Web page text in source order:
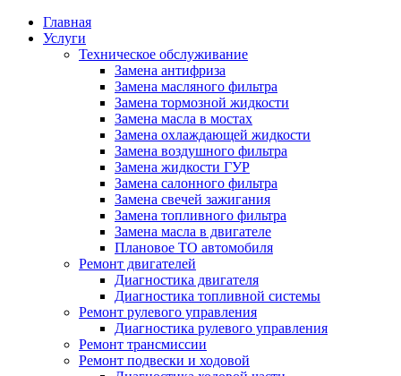
Главная
Услуги
Техническое обслуживание
Замена антифриза
Замена масляного фильтра
Замена тормозной жидкости
Замена масла в мостах
Замена охлаждающей жидкости
Замена воздушного фильтра
Замена жидкости ГУР
Замена салонного фильтра
Замена свечей зажигания
Замена топливного фильтра
Замена масла в двигателе
Плановое ТО автомобиля
Ремонт двигателей
Диагностика двигателя
Диагностика топливной системы
Ремонт рулевого управления
Диагностика рулевого управления
Ремонт трансмиссии
Ремонт подвески и ходовой